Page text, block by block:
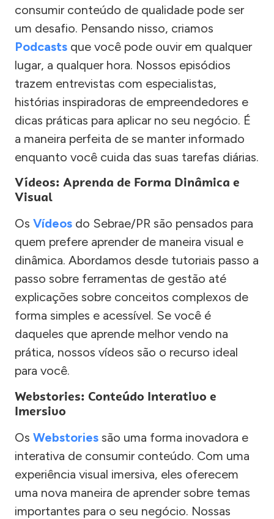
consumir conteúdo de qualidade pode ser
um desafio. Pensando nisso, criamos
Podcasts que você pode ouvir em qualquer
lugar, a qualquer hora. Nossos episódios
trazem entrevistas com especialistas,
histórias inspiradoras de empreendedores e
dicas práticas para aplicar no seu negócio. É
a maneira perfeita de se manter informado
enquanto você cuida das suas tarefas diárias.
Vídeos: Aprenda de Forma Dinâmica e
Visual
Os Vídeos do Sebrae/PR são pensados para
quem prefere aprender de maneira visual e
dinâmica. Abordamos desde tutoriais passo a
passo sobre ferramentas de gestão até
explicações sobre conceitos complexos de
forma simples e acessível. Se você é
daqueles que aprende melhor vendo na
prática, nossos vídeos são o recurso ideal
para você.
Webstories: Conteúdo Interativo e
Imersivo
Os Webstories são uma forma inovadora e
interativa de consumir conteúdo. Com uma
experiência visual imersiva, eles oferecem
uma nova maneira de aprender sobre temas
importantes para o seu negócio. Nossas